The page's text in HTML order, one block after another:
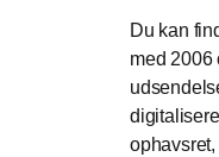
Du kan
med 2006